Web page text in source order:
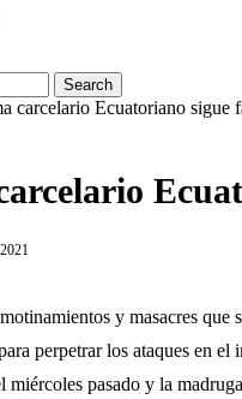
Search
carcelario Ecuatoriano sigue
y masacres
perpetrar los ataques en
miércoles pasado y la